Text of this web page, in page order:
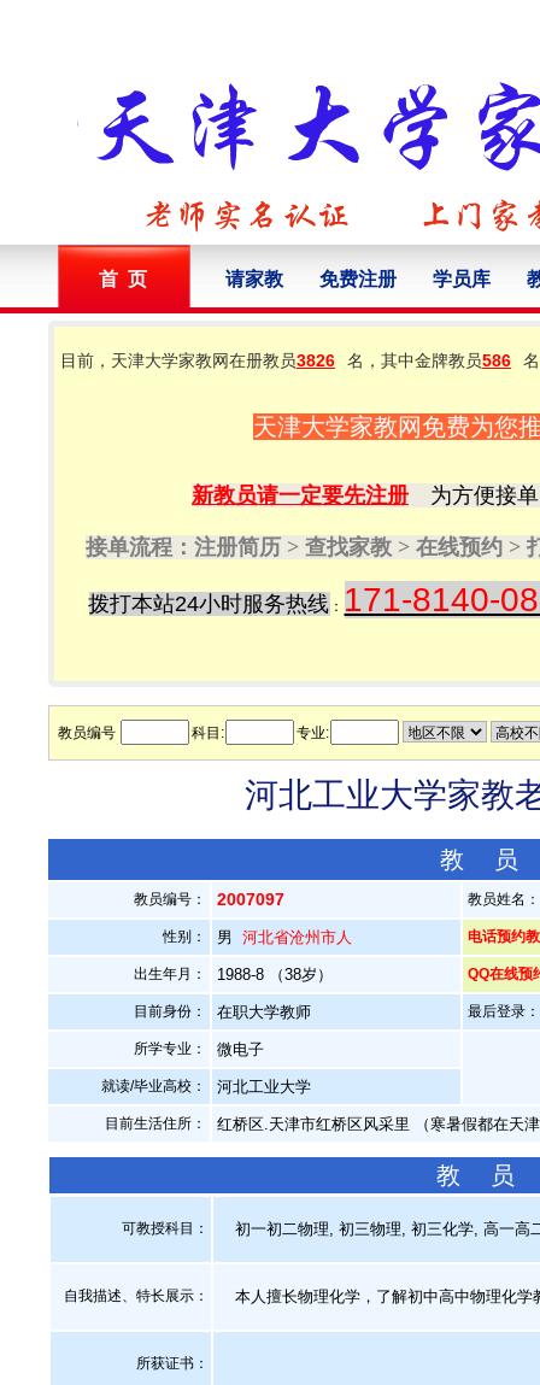
首 页 请家教 免费注册 学员库
目前，天津大学家教网在册教员3826 名，其中金牌教员586
天津大学家教网免费为您
新教员请一定要先注册 为方便接
接单流程：注册简历 > 查找家教 > 在线预约 >
拨打本站24小时服务热线 ： 171-8140-
教员编号 科目: 专业:
河北工业大学家教
教
教员编号： 2007097 教员姓名
性别： 男河北省沧州市人 电话预约
出生年月： 1988-8 （38岁） QQ在线预
目前身份： 在职大学教师 最后登录
所学专业： 微电子
就读/毕业高校： 河北工业大学
目前生活住所： 红桥区.天津市红桥区风采里 （寒暑假都在天
教 员
可教授科目： 初一初二物理, 初三物理, 初三化学, 高一高
自我描述、特长展示 ： 本人擅长物理化学，了解初中高中物理化学
所获证书 ：